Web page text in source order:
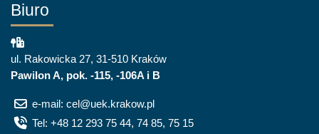
Biuro
ul. Rakowicka 27, 31-510 Kraków
Pawilon A, pok. -115, -106A i B
e-mail: cel@uek.krakow.pl
Tel: +48 12 293 75 44, 74 85, 75 15